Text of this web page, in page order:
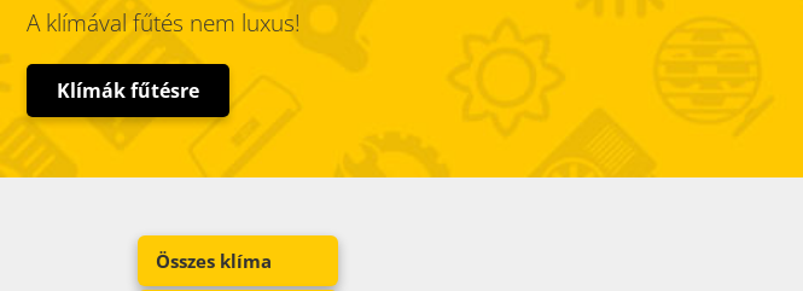
A klímával fűtés nem luxus!
Klímák fűtésre
Összes klíma